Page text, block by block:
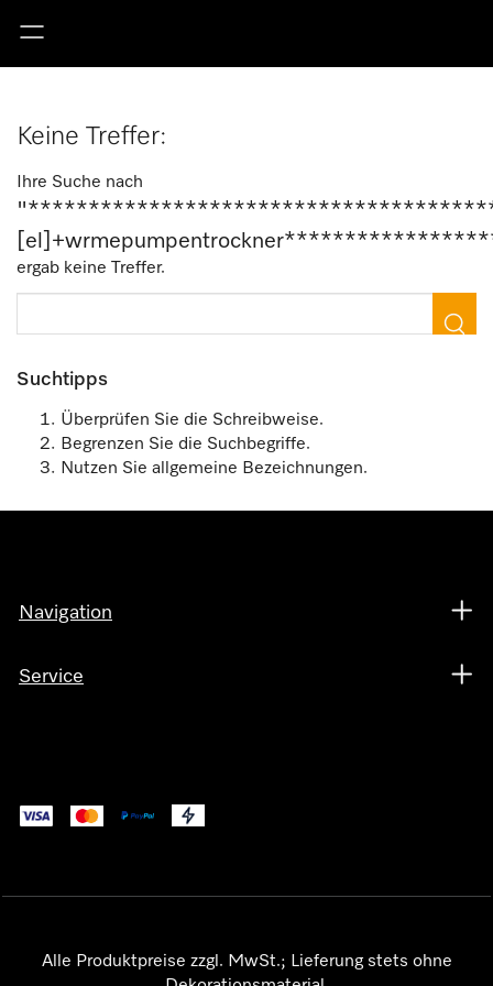
Keine Treffer:
Ihre Suche nach
ergab keine Treffer.
Suchtipps
Überprüfen Sie die Schreibweise.
Begrenzen Sie die Suchbegriffe.
Nutzen Sie allgemeine Bezeichnungen.
Navigation
Service
Alle Produktpreise zzgl. MwSt.; Lieferung stets ohne